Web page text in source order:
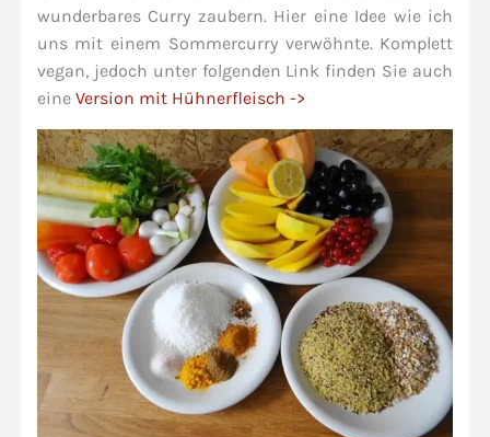
wunderbares Curry zaubern. Hier eine Idee wie ich
uns mit einem Sommercurry verwöhnte. Komplett
vegan, jedoch unter folgenden Link finden Sie auch
eine Version mit Hühnerfleisch ->